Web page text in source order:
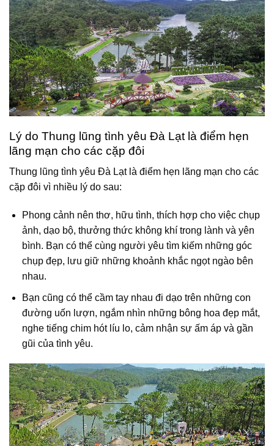
Lý do Thung lũng tình yêu Đà Lạt là điểm hẹn
lãng mạn cho các cặp đôi
Thung lũng tình yêu Đà Lạt là điểm hẹn lãng mạn cho các
cặp đôi vì nhiều lý do sau:
Phong cảnh nên thơ, hữu tình, thích hợp cho việc chụp
ảnh, dạo bộ, thưởng thức không khí trong lành và yên
bình. Bạn có thể cùng người yêu tìm kiếm những góc
chụp đẹp, lưu giữ những khoảnh khắc ngọt ngào bên
nhau.
Bạn cũng có thể cầm tay nhau đi dạo trên những con
đường uốn lượn, ngắm nhìn những bông hoa đẹp mắt,
nghe tiếng chim hót líu lo, cảm nhận sự ấm áp và gần
gũi của tình yêu.